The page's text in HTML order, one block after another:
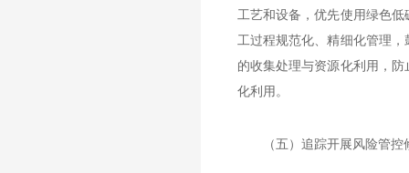
工艺和设备，优先使用绿色
工过程规范化、精细化管理
的收集处理与资源化利用，
化利用。
（五）追踪开展风险管